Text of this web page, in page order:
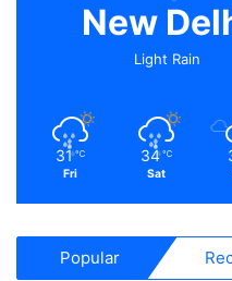
New
Light Rain
31 ℃
Fri
34 ℃
Sat
Popular